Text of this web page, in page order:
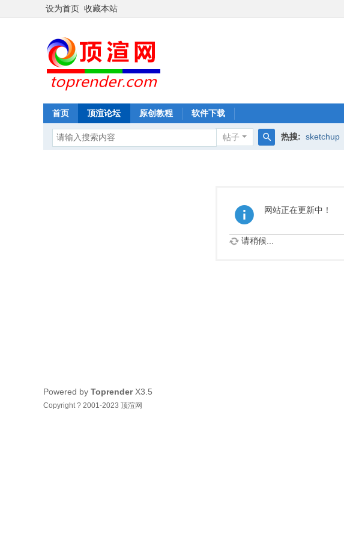
设为首页 收藏本站
首页 顶渲论坛 原创教程 软件下载
帖子 热搜: sketchup
网站正在更新中！
请稍候...
Powered by Toprender X3.5
Copyright ? 2001-2023 顶渲网